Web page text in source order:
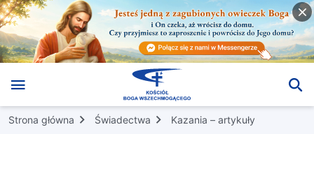
Strona główna Świadectwa Kazania – artykuły